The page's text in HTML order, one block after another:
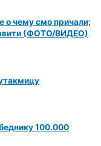
о чему смо причали;
(ФОТО/ВИДЕО)
100.000